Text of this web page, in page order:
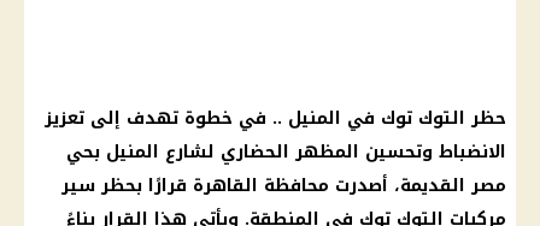
حظرالتوك توك في المنيل .. في خطوة تهدف إلى تعزيز
الانضباط وتحسين المظهر الحضاري لشارع المنيل بحي
مصر القديمة، أصدرت محافظة القاهرة قرارًا بحظر سير
مركبات التوك توك في المنطقة. ويأتي هذا القراربناءً